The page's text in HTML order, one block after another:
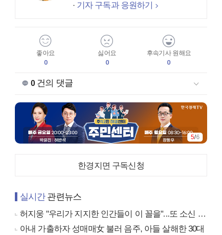
기자 구독과 응원하기
좋아요
0
싫어요
0
후속기사 원해요
0
0건의 댓글
5/6
한경지면 구독신청
실시간관련뉴스
허지웅 "우리가 지지한 인간들이 이 꼴을"...또 소신 발언
아내 가출하자 성매매女 불러 음주, 아들 살해한 30대